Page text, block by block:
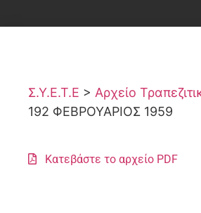
Σ.Υ.Ε.Τ.Ε > Αρχείο
192 ΦΕΒΡΟΥΑΡΙΟΣ 1959
Κατεβάστε το αρχείο PDF